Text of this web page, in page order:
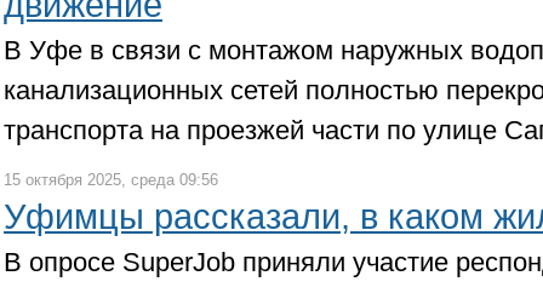
В Уфе в связи с монтажом наружных
канализационных сетей полностью
транспорта на проезжей части по улице
15 октября 2025, среда 09:56
Уфимцы рассказали, в каком
В опросе SuperJob приняли участие